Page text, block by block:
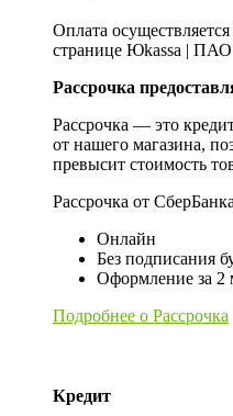
Оплата
странице Юkassa |
Рассрочка
Рассрочка — это
от нашего магазина,
превысит стоимость
Рассрочка от
Онлайн
Без подписания
Оформление за 2
Подробнее о Рассрочка
Кредит